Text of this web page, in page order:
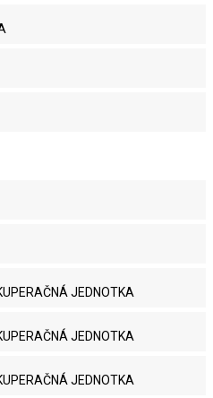
JEDNOTKA
JEDNOTKA
JEDNOTKA